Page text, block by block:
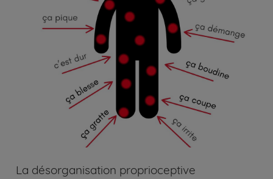
La désorganisation proprioceptive